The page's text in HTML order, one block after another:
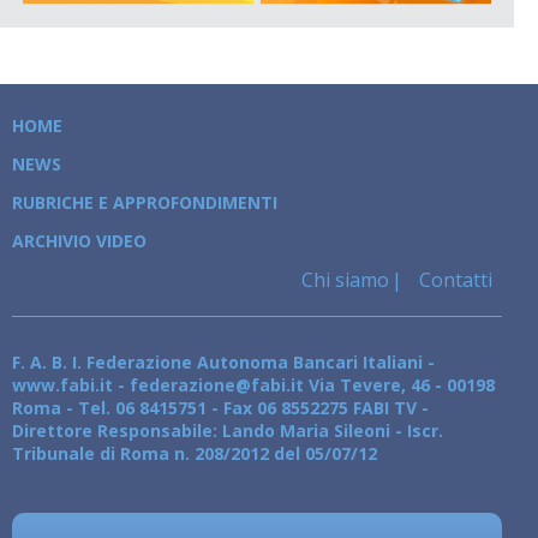
HOME
NEWS
RUBRICHE E APPROFONDIMENTI
ARCHIVIO VIDEO
Chi siamo Contatti
F. A. B. I. Federazione Autonoma Bancari Italiani -
www.fabi.it - federazione@fabi.it Via Tevere, 46 - 00198
Roma - Tel. 06 8415751 - Fax 06 8552275 FABI TV -
Direttore Responsabile: Lando Maria Sileoni - Iscr.
Tribunale di Roma n. 208/2012 del 05/07/12